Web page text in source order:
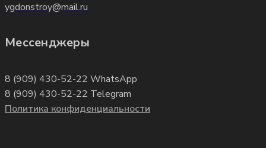
ygdonstroy@mail.ru
Мессенджеры
8 (909) 430-52-22 WhatsApp
8 (909) 430-52-22 Telegram
Политика конфиденциальности